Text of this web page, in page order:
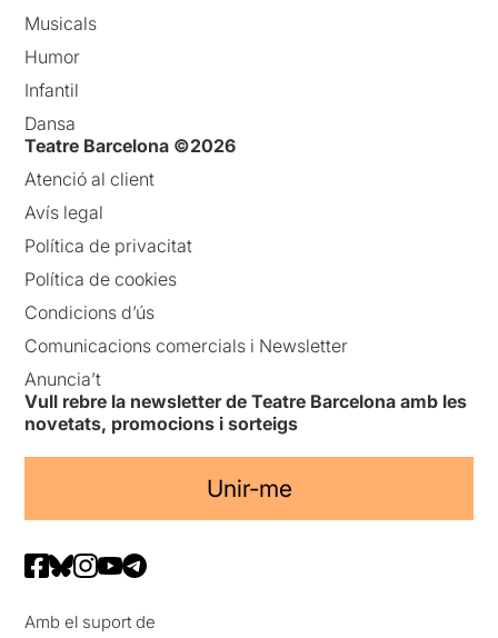
Musicals
Humor
Infantil
Dansa
Teatre Barcelona ©2026
Atenció al client
Avís legal
Política de privacitat
Política de cookies
Condicions d’ús
Comunicacions comercials i Newsletter
Anuncia’t
Vull rebre la newsletter de Teatre Barcelona amb les
novetats, promocions i sorteigs
Unir-me
Amb el suport de